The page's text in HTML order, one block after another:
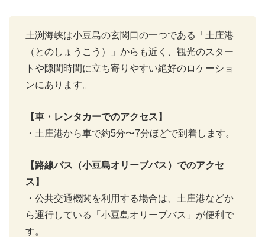
土渕海峡は小豆島の玄関口の一つである「土庄港
（とのしょうこう）」からも近く、観光のスター
トや隙間時間に立ち寄りやすい絶好のロケーショ
ンにあります。
【車・レンタカーでのアクセス】
・土庄港から車で約5分〜7分ほどで到着します。
【路線バス（小豆島オリーブバス）でのアクセ
ス】
・公共交通機関を利用する場合は、土庄港などか
ら運行している「小豆島オリーブバス」が便利で
す。